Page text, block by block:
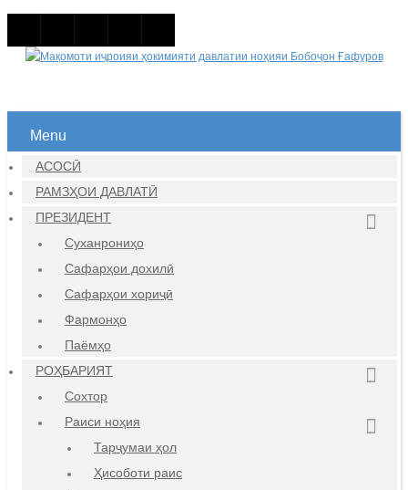
Menu
АСОСӢ
РАМЗҲОИ ДАВЛАТӢ
ПРЕЗИДЕНТ
Суханрониҳо
Сафарҳои дохилӣ
Сафарҳои хориҷӣ
Фармонҳо
Паёмҳо
РОҲБАРИЯТ
Сохтор
Раиси ноҳия
Тарҷумаи ҳол
Ҳисоботи раис